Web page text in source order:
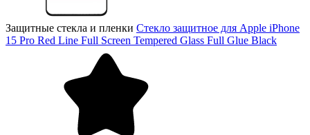
Защитные стекла и пленки Стекло защитное для Apple iPhone
15 Pro Red Line Full Screen Tempered Glass Full Glue Black